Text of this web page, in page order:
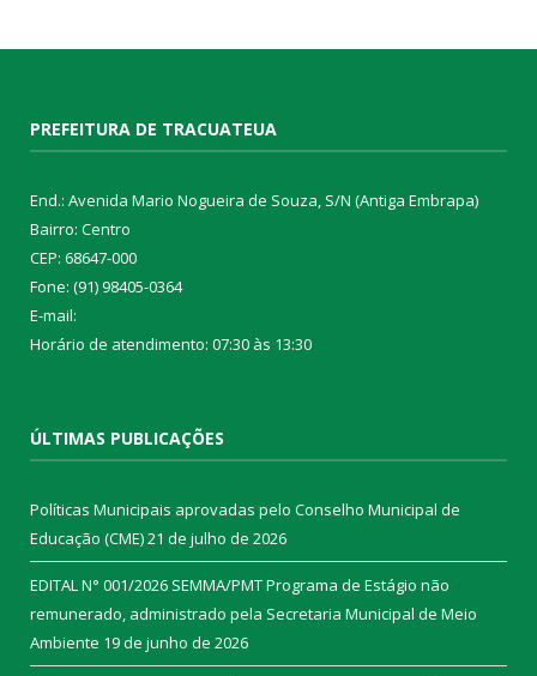
PREFEITURA DE TRACUATEUA
End.: Avenida Mario Nogueira de Souza, S/N (Antiga Embrapa)
Bairro: Centro
CEP: 68647-000
Fone: (91) 98405-0364
E-mail:
Horário de atendimento: 07:30 às 13:30
ÚLTIMAS PUBLICAÇÕES
Políticas Municipais aprovadas pelo Conselho Municipal de
Educação (CME)21 de julho de 2026
EDITAL N° 001/2026 SEMMA/PMT Programa de Estágio não
remunerado, administrado pela Secretaria Municipal de Meio
Ambiente 19 de junho de 2026